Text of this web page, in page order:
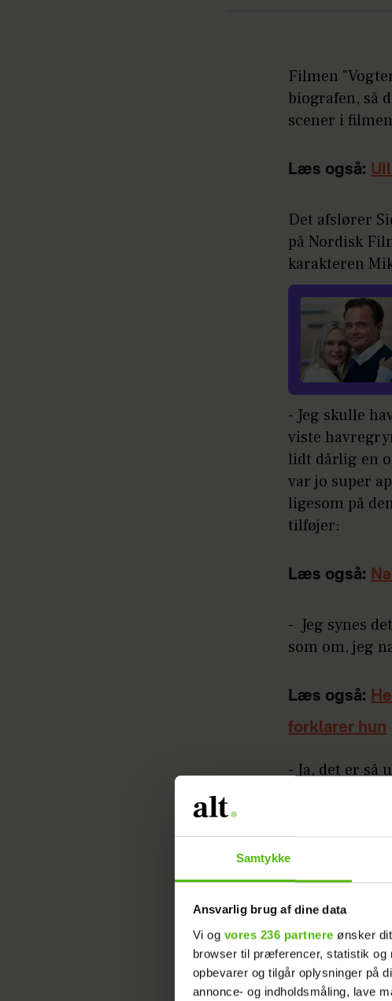
Samtykke
Ansvarlig brug af dine data
Vi og vores 236 partnere ønsker
browser til præferencer, statistik og
opbevarer og tilgår oplysninger på
annonce- og indholdsmåling, lave
Filmen
biografen, så
scener i
Læs også:
Det afslører
på Nordisk
karakteren
- Jeg skulle
viste
lidt dårlig en
var jo super
ligesom på
tilføjer:
Læs også:
- Jeg synes
som om, jeg
Læs også:
forklarer hun
- Ja, det er så
fortæller
Se hele